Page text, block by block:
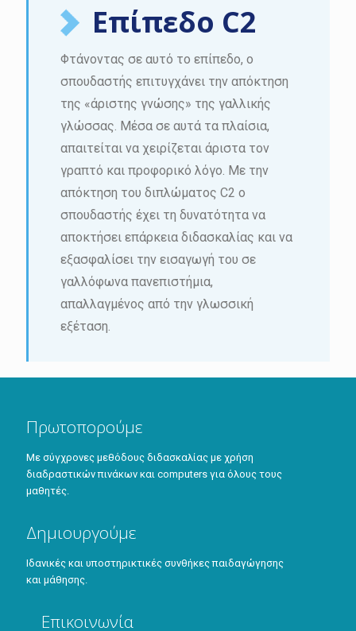
Επίπεδο C2
Φτάνοντας σε αυτό το επίπεδο, ο
σπουδαστής επιτυγχάνει την απόκτηση
της «άριστης γνώσης» της γαλλικής
γλώσσας. Μέσα σε αυτά τα πλαίσια,
απαιτείται να χειρίζεται άριστα τον
γραπτό και προφορικό λόγο. Με την
απόκτηση του διπλώματος C2 ο
σπουδαστής έχει τη δυνατότητα να
αποκτήσει επάρκεια διδασκαλίας και να
εξασφαλίσει την εισαγωγή του σε
γαλλόφωνα πανεπιστήμια,
απαλλαγμένος από την γλωσσική
εξέταση.
Πρωτοπορούμε
Με σύγχρονες μεθόδους διδασκαλίας με χρήση
διαδραστικών πινάκων και computers για όλους τους
μαθητές.
Δημιουργούμε
Iδανικές και υποστηρικτικές συνθήκες παιδαγώγησης
και μάθησης.
Επικοινωνία